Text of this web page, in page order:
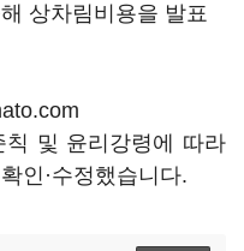
상차림비용을 발표
및 윤리강령에 따라
인·수정했습니다.